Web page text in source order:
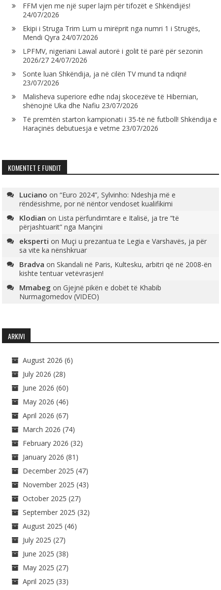
FFM vjen me një super lajm për tifozët e Shkëndijës!
24/07/2026
Ekipi i Struga Trim Lum u mirëprit nga numri 1 i Strugës,
Mendi Qyra 24/07/2026
LPFMV, nigeriani Lawal autorë i golit të parë për sezonin
2026/27 24/07/2026
Sonte luan Shkëndija, ja në cilën TV mund ta ndiqni!
23/07/2026
Malisheva superiore edhe ndaj skocezëve të Hibernian,
shënojnë Uka dhe Nafiu 23/07/2026
Të premtën starton kampionati i 35-të në futboll! Shkëndija e
Haraçinës debutuesja e vetme 23/07/2026
KOMENTET E FUNDIT
Luciano on“Euro 2024”, Sylvinho: Ndeshja më e
rëndësishme, por në nëntor vendoset kualifikimi
Klodian on Lista përfundimtare e Italisë, ja tre “të
përjashtuarit” nga Mançini
eksperti on Muçi u prezantua te Legia e Varshavës, ja për
sa vite ka nënshkruar
Bradva onSkandali në Paris, Kultesku, arbitri që në 2008-ën
kishte tentuar vetëvrasjen!
Mmabeg onGjejnë pikën e dobët të Khabib
Nurmagomedov (VIDEO)
ARKIVI
August 2026 (6)
July 2026 (28)
June 2026 (60)
May 2026 (46)
April 2026 (67)
March 2026 (74)
February 2026 (32)
January 2026 (81)
December 2025 (47)
November 2025 (43)
October 2025 (27)
September 2025 (32)
August 2025 (46)
July 2025 (27)
June 2025 (38)
May 2025 (27)
April 2025 (33)